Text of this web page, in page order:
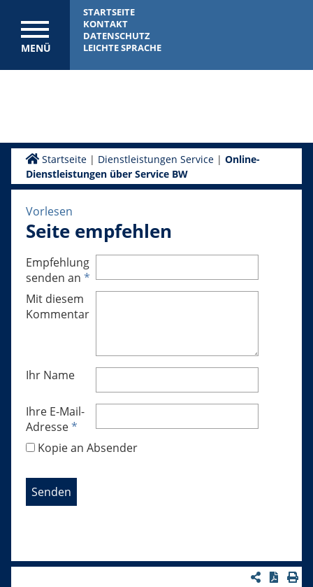
MENÜ
STARTSEITE
KONTAKT
DATENSCHUTZ
LEICHTE SPRACHE
Startseite| Dienstleistungen Service| Online-
Dienstleistungen über Service BW
Vorlesen
Seite empfehlen
Empfehlung
senden an *
Mit diesem
Kommentar
Ihr Name
Ihre E-Mail-
Adresse*
Kopie an Absender